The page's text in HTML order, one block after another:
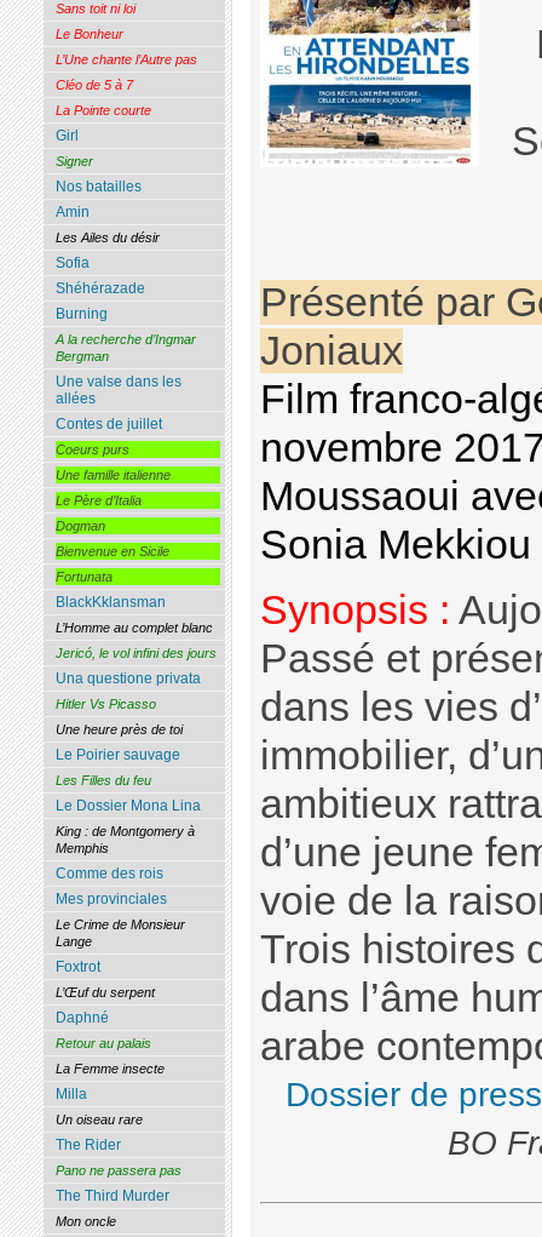
Présenté par
Joniaux
Film franco-
novembre
Moussaoui
Sonia
Synopsis :
Passé et
dans les vies
immobilier,
ambitieux
d’une jeune
voie de la
Trois histoires
dans l’âme
arabe
Dossier de
BO
Sans toit ni loi
Le Bonheur
L’Une chante l’Autre pas
Cléo de 5 à 7
La Pointe courte
Girl
Signer
Nos batailles
Amin
Les Ailes du désir
Sofia
Shéhérazade
Burning
A la recherche d’Ingmar
Bergman
Une valse dans les
allées
Contes de juillet
Coeurs purs
Une famille italienne
Le Père d’Italia
Dogman
Bienvenue en Sicile
Fortunata
BlackKklansman
L’Homme au complet blanc
Jericó, le vol infini des jours
Una questione privata
Hitler Vs Picasso
Une heure près de toi
Le Poirier sauvage
Les Filles du feu
Le Dossier Mona Lina
King : de Montgomery à
Memphis
Comme des rois
Mes provinciales
Le Crime de Monsieur
Lange
Foxtrot
L’Œuf du serpent
Daphné
Retour au palais
La Femme insecte
Milla
Un oiseau rare
The Rider
Pano ne passera pas
The Third Murder
Mon oncle